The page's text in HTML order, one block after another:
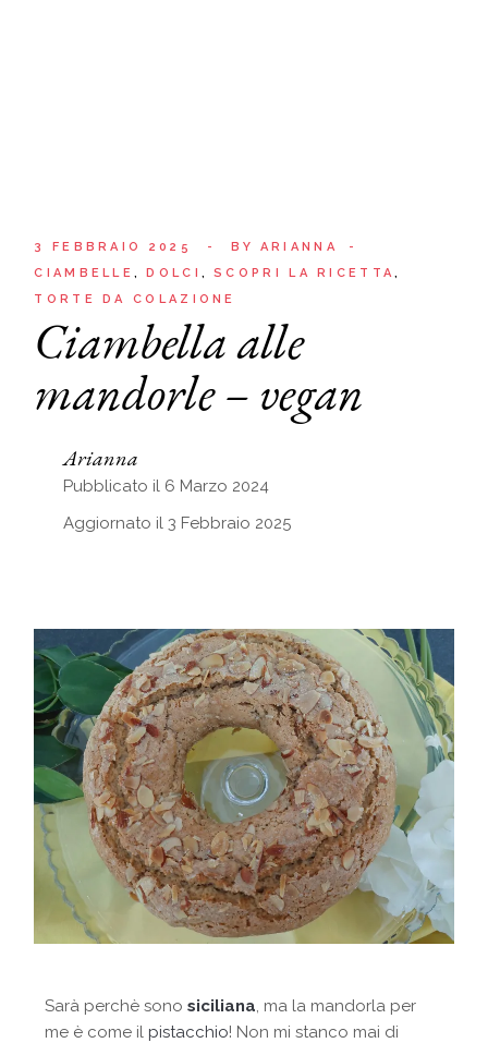
3 FEBBRAIO 2025 BY
ARIANNA
CIAMBELLE
DOLCI
SCOPRI LA RICETTA
TORTE DA COLAZIONE
Ciambella alle
mandorle – vegan
Arianna
Pubblicato il 6 Marzo 2024
Aggiornato il 3 Febbraio 2025
Sarà perchè sonosiciliana, ma la mandorla per
me è come il pistacchio! Non mi stanco mai di